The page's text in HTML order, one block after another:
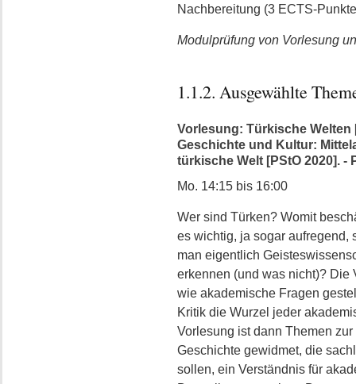
Nachbereitung (3 ECTS-
Modulprüfung von Vorlesung
1.1.2. Ausgewählte
Vorlesung: Türkische Welten
Geschichte und Kultur:
türkische Welt [PStO 2020]. -
Mo. 14:15 bis 16:00
Wer sind Türken? Womit
es wichtig, ja sogar aufregend,
man eigentlich
erkennen (und was nicht)? Die
wie akademische Fragen
Kritik die Wurzel jeder
Vorlesung ist dann Themen
Geschichte gewidmet, die
sollen, ein Verständnis für